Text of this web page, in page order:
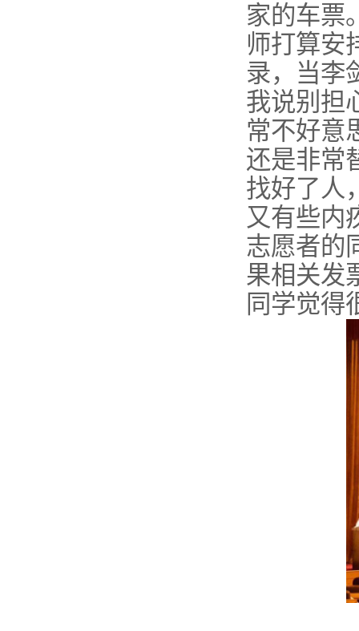
家的车票
师打算安
录，当李
我说别担
常不好意
还是非常
找好了人
又有些内
志愿者的
果相关发
同学觉得